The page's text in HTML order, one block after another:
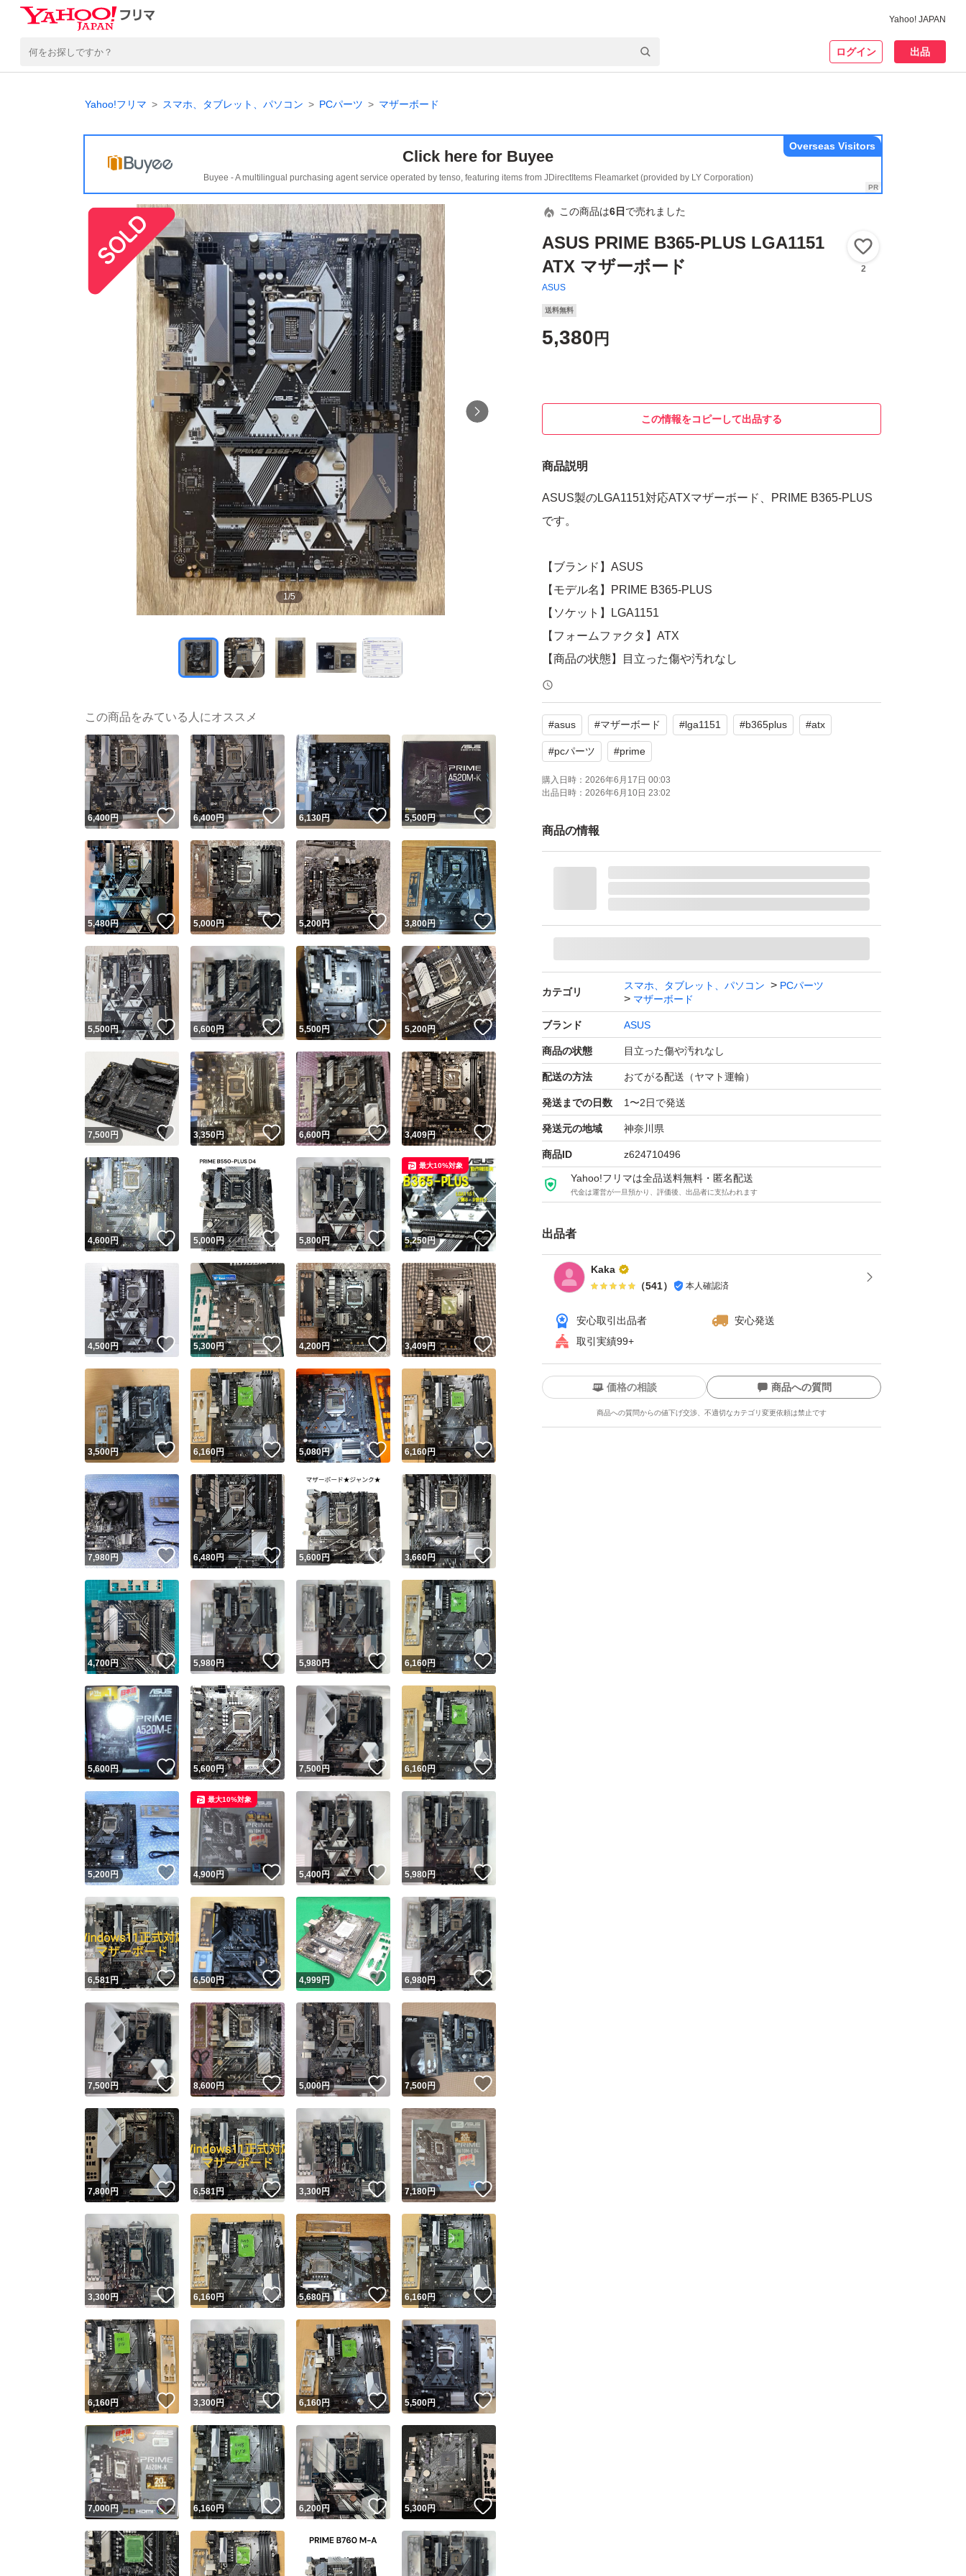
Yahoo! JAPAN
ログイン 出品
Yahoo!フリマ スマホ、タブレット、パソコン PCパーツ マザーボード
Click here for Buyee
Buyee - A multilingual purchasing agent service operated by tenso, featuring items from JDirectItems Fleamarket (provided by LY Corporation)
Overseas Visitors
1/5
この商品は6日 で売れました
ASUS PRIME B365-PLUS LGA1151
ATX マザーボード
ASUS
2
送料無料
5,380 円
この情報をコピーして出品する
商品説明
ASUS製のLGA1151対応ATXマザーボード、PRIME B365-PLUS
です。
【ブランド】ASUS
【モデル名】PRIME B365-PLUS
【ソケット】LGA1151
【フォームファクタ】ATX
【商品の状態】目立った傷や汚れなし
【カラー】ブラック系
BIOS起動及びWindows11の正常起動確認済みです。
よろしくお願いいたします。
対応CPUメーカー：Intel
Intel チップセット：B365
フォームファクタ：ATX
メモリーモジュールサイズ：DIMM
メモリー規格：DDR4
メモリースロット数：4.0 本
最大メモリー容量：64.0 GB
SATAポート数：6.0 ポート
PCI Express x16スロット数：2.0 本
#asus #マザーボード #lga1151 #b365plus #atx
#pcパーツ #prime
購入日時： 2026年6月17日 00:03
出品日時： 2026年6月10日 23:02
商品の情報
カテゴリ
スマホ、タブレット、パソコン
PCパーツ
マザーボード
ブランド ASUS
商品の状態 目立った傷や汚れなし
配送の方法 おてがる配送（ヤマト運輸）
発送までの日数 1〜2日で発送
発送元の地域 神奈川県
商品ID z624710496
Yahoo!フリマは全品送料無料・匿名配送
代金は運営が一旦預かり、評価後、出品者に支払われます
出品者
Kaka
（541） 本人確認済
安心取引出品者
安心発送
取引実績99+
ユーザーの実績について
Yahoo!フリマが定めた一定の基準を満たしたユーザーにバッジを付与しています
安心取引出品者
安心取引出品者 Yahoo!フリマの基準をクリアした安心・安全なユーザーです
取引実績
取引実績◯+ このユーザーはYahoo!フリマの取引を完了させた実績があります
他フリマ実績◯+ このユーザーは他フリマサービスでの取引実績があります
スピード&安心発送
※このバッジは実績に基づく表示であり、発送を保証しているものではありません
スピード＆安心発送
このユーザーは高頻度で24時間以内＆設定した発送日数内に発送してい
ます
スピード発送 このユーザーは高頻度で24時間以内に発送しています
安心発送 このユーザーは設定した発送日数内に発送しています
価格の相談 商品への質問
商品への質問からの値下げ交渉、不適切なカテゴリ変更依頼は禁止です
この商品の情報をコピーします
商品画像の無断転載は禁止されています
コピーは1商品につき1回です
出品ページへ
キャンセル
この商品をみている人にオススメ
6,400円 いいね！
6,400円 いいね！
6,130円 いいね！
5,500円
5,480円 いいね！
5,000円 いいね！
5,200円 いいね！
3,800円 いいね！
5,500円 いいね！
6,600円 いいね！
5,500円 いいね！
5,200円 いいね！
7,500 円 いいね！
3,350円 いいね！
6,600円 いいね！
3,409円 いいね！
4,600円 いいね！
5,000円 いいね！
5,800円 いいね！
5,250円 いいね！
最大10%対象
4,500円 いいね！
5,300円 いいね！
4,200円 いいね！
3,409円 いいね！
3,500円 いいね！
6,160円 いいね！
5,080円 いいね！
6,160円 いいね！
7,980円 いいね！
6,480円 いいね！
5,600円 いいね！
3,660円
4,700円 いいね！
5,980円 いいね！
5,980円 いいね！
6,160円 いいね！
5,600円 いいね！
5,600円 いいね！
7,500円 いいね！
6,160円 いいね！
5,200円 いいね！
4,900円 いいね！
最大10%対象
5,400円 いいね！
5,980円
6,581円 いいね！
6,500円 いいね！
4,999円 いいね！
6,980円
7,500円 いいね！
8,600円 いいね！
5,000円 いいね！
7,500円
7,800円 いいね！
6,581円 いいね！
3,300円 いいね！
7,180円 いいね！
3,300円 いいね！
6,160円 いいね！
5,680円 いいね！
6,160円 いいね！
6,160円 いいね！
3,300円 いいね！
6,160円 いいね！
5,500円 いいね！
7,000円 いいね！
6,160円 いいね！
6,200円 いいね！
5,300円 いいね！